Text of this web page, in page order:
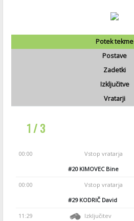
Potek tekme
Postave
Zadetki
Izključitve
Vratarji
1 / 3
00:00 Vstop vratarja
#20KIMOVEC Bine
00:00 Vstop vratarja
#29KODRIČ David
11:29 Izključitev